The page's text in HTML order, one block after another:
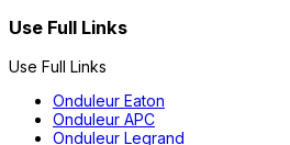
Use Full Links
Use Full Links
Onduleur Eaton
Onduleur APC
Onduleur Legrand